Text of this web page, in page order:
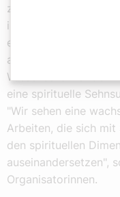
zuletzt in der
ihrem Werk. An der
ein Workshop mit
abgehalten, in dem
Wissenschaftler der
eine spirituelle
"Wir sehen eine
Arbeiten, die sich mit
den spirituellen
auseinandersetzen",
Organisatorinnen.